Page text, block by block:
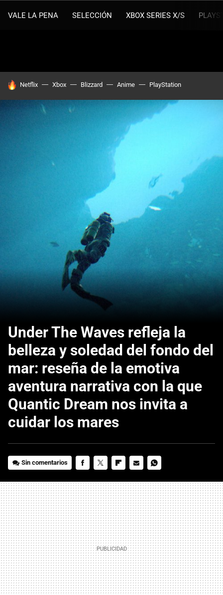
VALE LA PENA SELECCIÓN XBOX SERIES X/S
HOY SE HABLA DE
Netflix Xbox Blizzard Anime PlayStation
Under The Waves refleja la
belleza y soledad del fondo del
mar: reseña de la emotiva
aventura narrativa con la que
Quantic Dream nos invita a
cuidar los mares
Sin comentarios
MAIL